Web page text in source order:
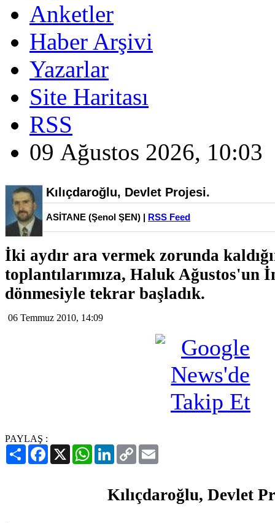
Anketler
Haber Arşivi
Yazarlar
Site Haritası
RSS
09 Ağustos 2026, 10:03
Kılıçdaroğlu, Devlet Projesi.
ASİTANE (Şenol ŞEN) | RSS Feed
İki aydır ara vermek zorunda
toplantılarımıza, Haluk Ağustos'un
dönmesiyle tekrar başladık.
06 Temmuz 2010, 14:09
PAYLAŞ :
PaylaşFacebook
X WhatsAppLinkedIn
Copy
Link
Kılıçdaroğlu, Devlet